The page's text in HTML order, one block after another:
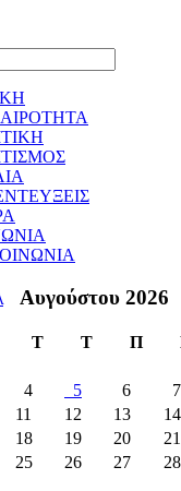
Αυγούστου 2026
Τ Τ Π
4 5 6 7
11 12 13 14
18 19 20 21
25 26 27 28